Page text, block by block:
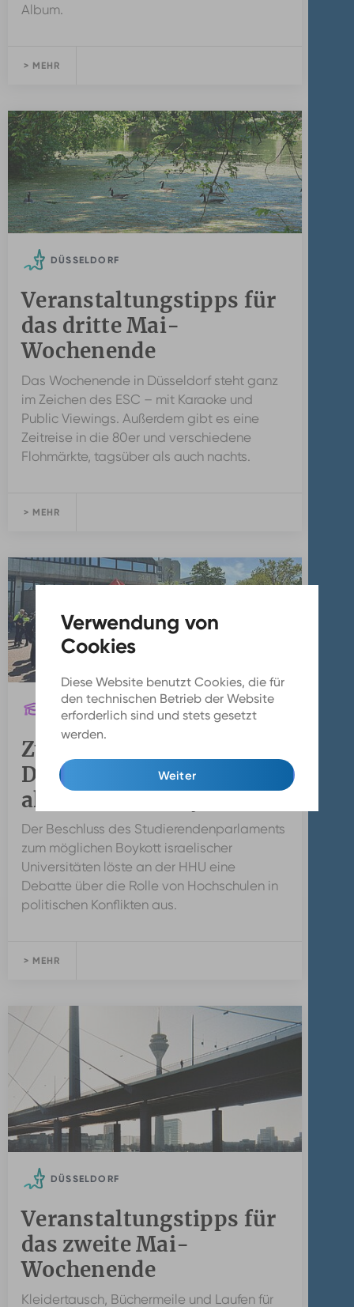
Diese Website benutzt Cookies, die für
den technischen Betrieb der Website
erforderlich sind und stets gesetzt
werden.
Weiter
Album.
> MEHR
DÜSSELDORF
Veranstaltungstipps für
das dritte Mai-
Wochenende
Das Wochenende in Düsseldorf steht ganz
im Zeichen des ESC – mit Karaoke und
Public Viewings. Außerdem gibt es eine
Zeitreise in die 80er und verschiedene
Flohmärkte, tagsüber als auch nachts.
> MEHR
CAMPUS
Zwischen Protest und
Dialog: Streit um
akademische Boykotte
Der Beschluss des Studierendenparlaments
zum möglichen Boykott israelischer
Universitäten löste an der HHU eine
Debatte über die Rolle von Hochschulen in
politischen Konflikten aus.
> MEHR
DÜSSELDORF
Veranstaltungstipps für
das zweite Mai-
Wochenende
Kleidertausch, Büchermeile und Laufen für